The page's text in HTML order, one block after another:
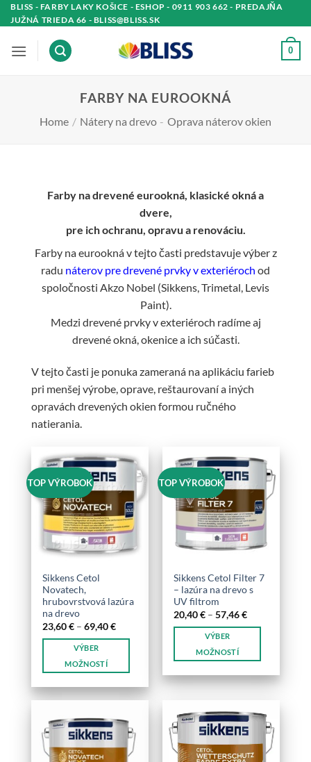
Skip
to
BLISS - FARBY LAKY KOŠICE - ESHOP - 0911 903 662 - PREDAJŇA
JUŽNÁ TRIEDA 66 - BLISS@BLISS.SK
0
FARBY NA EUROOKNÁ
Home / Nátery na drevo - Oprava náterov okien
Farby na drevené eurookná, klasické okná a
dvere,
pre ich ochranu, opravu a renováciu.
Farby na eurookná v tejto časti predstavuje výber z
radu náterov pre drevené prvky v exteriéroch od
spoločnosti Akzo Nobel (Sikkens, Trimetal, Levis
Paint).
Medzi drevené prvky v exteriéroch radíme aj
drevené okná, okenice a ich súčasti.
V tejto časti je ponuka zameraná na aplikáciu farieb
pri menšej výrobe, oprave, reštaurovaní a iných
opravách drevených okien formou ručného
natierania.
TOP VÝROBOK
Sikkens Cetol
Novatech,
hrubovrstvová lazúra
na drevo
23,60€ – 69,40€Price
23,60 €
VÝBER
MOŽNOSTÍ
produkt
viacero
variantov.
Možnosti
TOP VÝROBOK
Sikkens Cetol Filter 7
– lazúra na drevo s
UV filtrom
20,40€ – 57,46€Price
20,40 €
VÝBER
MOŽNOSTÍ
produkt
viacero
variantov.
Možnosti
si